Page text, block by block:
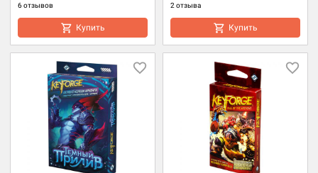
6 отзывов
Купить
2 отзыва
Купить